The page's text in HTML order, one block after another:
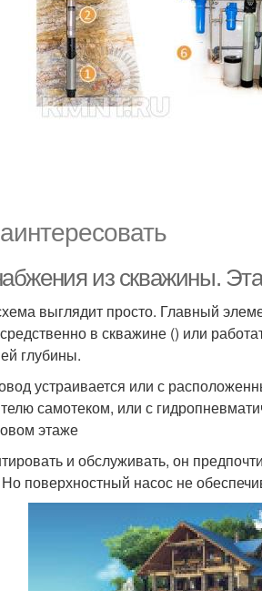
из скважины.
выглядит просто. Главный
в скважине () или
глубины.
устраивается или с
самотеком, или с
этаже
и обслуживать, он
поверхностный насос не